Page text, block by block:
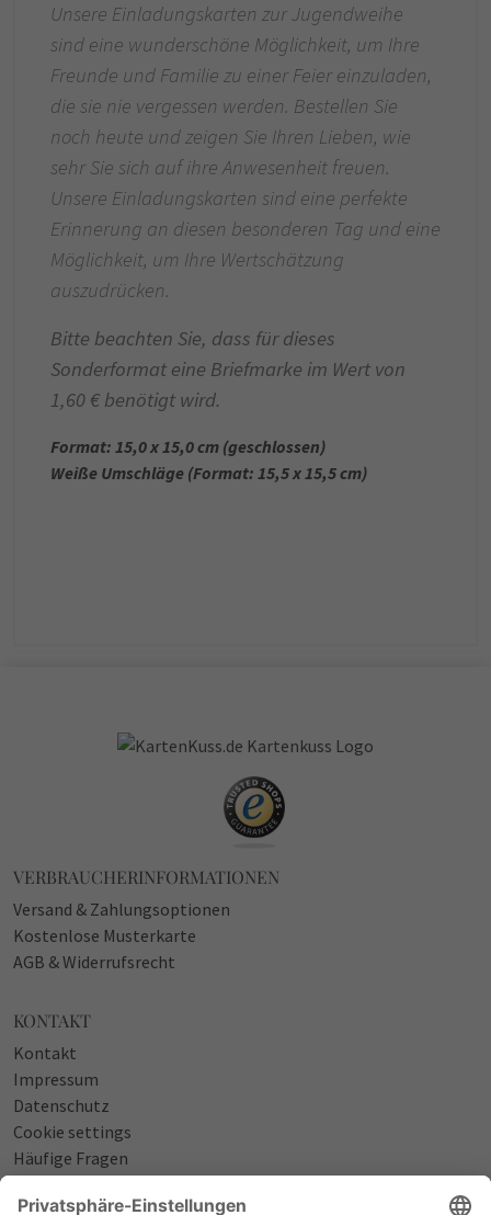
Unsere Einladungskarten zur Jugendweihe
sind eine wunderschöne Möglichkeit, um Ihre
Freunde und Familie zu einer Feier einzuladen,
die sie nie vergessen werden. Bestellen Sie
noch heute und zeigen Sie Ihren Lieben, wie
sehr Sie sich auf ihre Anwesenheit freuen.
Unsere Einladungskarten sind eine perfekte
Erinnerung an diesen besonderen Tag und eine
Möglichkeit, um Ihre Wertschätzung
auszudrücken.
Bitte beachten Sie, dass für dieses
Sonderformat eine Briefmarke im Wert von
1,60 € benötigt wird.
Format: 15,0 x 15,0 cm (geschlossen)
Weiße Umschläge (Format: 15,5 x 15,5 cm)
VERBRAUCHERINFORMATIONEN
Versand & Zahlungsoptionen
Kostenlose Musterkarte
AGB & Widerrufsrecht
KONTAKT
Kontakt
Impressum
Datenschutz
Cookie settings
Häufige Fragen